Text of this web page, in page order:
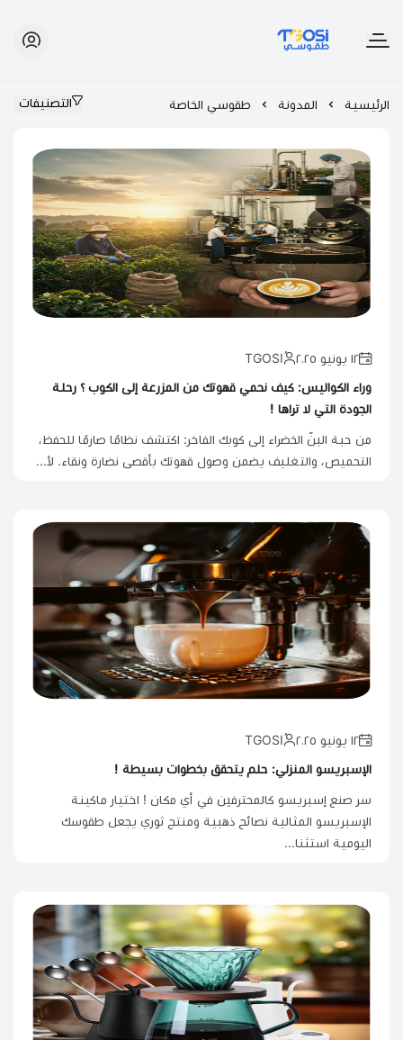
طقوسي | TGOSI
الرئيسية المدونة طقوسي الخاصة التصنيفات
١٢ يونيو ٢٠٢٥
وراء الكواليس: كيف نحمي قهوتك من المزرعة إلى الكوب ؟ رحلة
الجودة التي لا تراها !
من حبة البنّ الخضراء إلى كوبك الفاخر: اكتشف نظامًا صارمًا للحفظ،
التحميص، والتغليف يضمن وصول قهوتك بأقصى نضارة ونقاء. لأ...
١٢ يونيو ٢٠٢٥
الإسبريسو المنزلي: حلم يتحقق بخطوات بسيطة !
سر صنع إسبريسو كالمحترفين في أي مكان ! اختيار ماكينة
الإسبريسو المثالية نصائح ذهبية ومنتج ثوري يجعل طقوسك
اليومية استثنا...